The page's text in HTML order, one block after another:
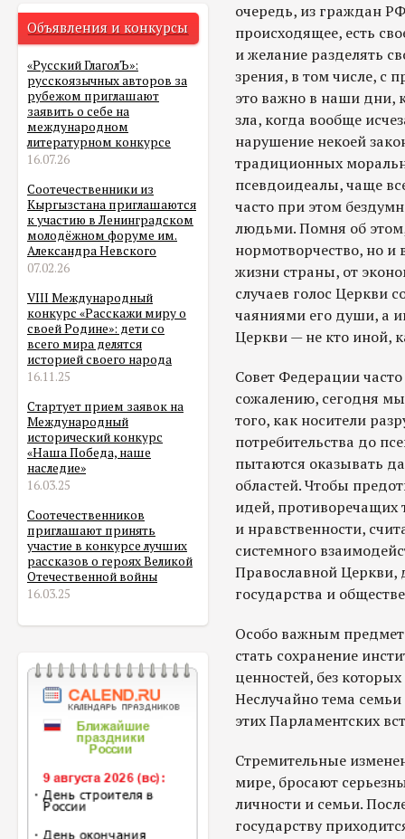
Объявления и конкурсы
«Русский ГлаголЪ»:
русскоязычных авторов за
рубежом приглашают
заявить о себе на
международном
литературном конкурсе
16.07.26
Соотечественники из
Кыргызстана приглашаются
к участию в Ленинградском
молодёжном форуме им.
Александра Невского
07.02.26
VIII Международный
конкурс «Расскажи миру о
своей Родине»: дети со
всего мира делятся
историей своего народа
16.11.25
Стартует прием заявок на
Международный
исторический конкурс
«Наша Победа, наше
наследие»
16.03.25
Соотечественников
приглашают принять
участие в конкурсе лучших
рассказов о героях Великой
Отечественной войны
16.03.25
очередь, из граждан
происходящее, есть
и желание разделять
зрения, в том числе, с
это важно в наши дни,
зла, когда вообще
нарушение некоей
традиционных
псевдоидеалы, чаще
часто при этом
людьми. Помня об
нормотворчество, но
жизни страны, от
случаев голос Церкви
чаяниями его души, а
Церкви — не кто иной,
Совет Федерации
сожалению, сегодня
того, как носители
потребительства до
пытаются оказывать
областей. Чтобы
идей,
и нравственности,
системного
Православной Церкви,
государства и
Особо важным
стать сохранение
ценностей, без
Неслучайно тема
этих Парламентских
Стремительные
мире, бросают
личности и семьи.
государству